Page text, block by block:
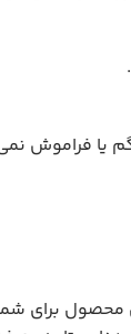
محصول برای